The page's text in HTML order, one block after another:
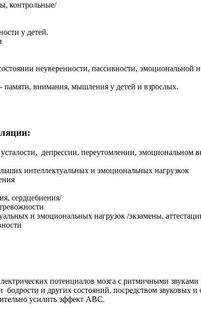
контрольные/
у детей.
неуверенности, пассивности, эмоциональной
памяти, внимания, мышления у детей и взрослых.
депрессии, переутомлении, эмоциональном
интеллектуальных и эмоциональных нагрузкок
сердцебиения/
и эмоциональных нагрузок /экзамены,
потенциалов мозга с ритмичными
и других состояний, посредством звуковых
усилить эффект АВС.